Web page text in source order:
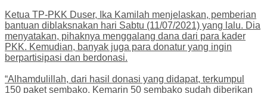
Ketua TP-PKK Duser, Ika Kamilah menjelaskan, pemberian
bantuan diblaksnakan hari Sabtu (11/07/2021) yang lalu. Dia
menyatakan, pihaknya menggalang dana dari para kader
PKK. Kemudian, banyak juga para donatur yang ingin
berpartisipasi dan berdonasi.
“Alhamdulillah, dari hasil donasi yang didapat, terkumpul
150 paket sembako. Kemarin 50 sembako sudah diberikan